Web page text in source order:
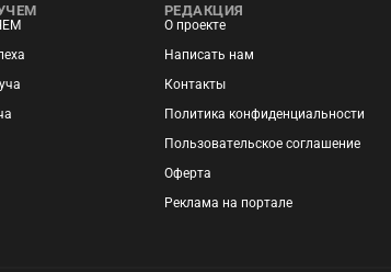
РЕДАКЦИЯ
О проекте
Написать нам
Контакты
Политика конфиденциальности
Пользовательское соглашение
Оферта
Реклама на портале